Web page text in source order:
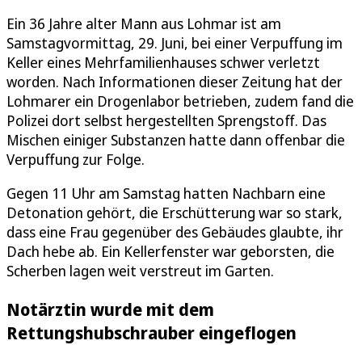
Ein 36 Jahre alter Mann aus Lohmar ist am
Samstagvormittag, 29. Juni, bei einer Verpuffung im
Keller eines Mehrfamilienhauses schwer verletzt
worden. Nach Informationen dieser Zeitung hat der
Lohmarer ein Drogenlabor betrieben, zudem fand die
Polizei dort selbst hergestellten Sprengstoff. Das
Mischen einiger Substanzen hatte dann offenbar die
Verpuffung zur Folge.
Gegen 11 Uhr am Samstag hatten Nachbarn eine
Detonation gehört, die Erschütterung war so stark,
dass eine Frau gegenüber des Gebäudes glaubte, ihr
Dach hebe ab. Ein Kellerfenster war geborsten, die
Scherben lagen weit verstreut im Garten.
Notärztin wurde mit dem
Rettungshubschrauber eingeflogen